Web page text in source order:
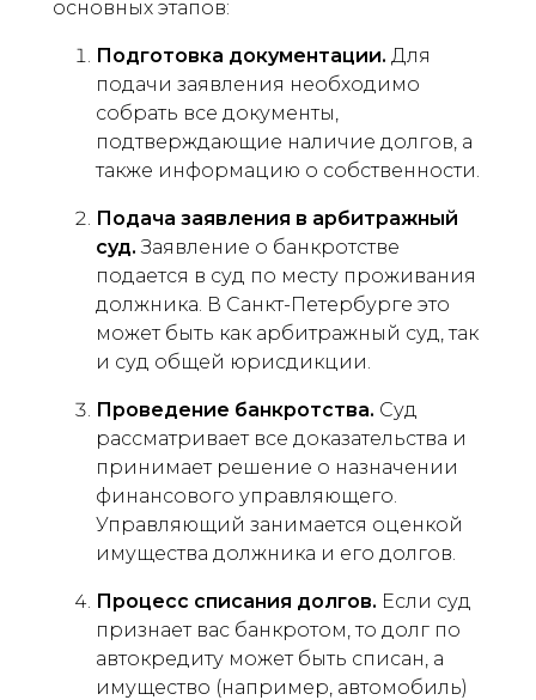
основных этапов:
Подготовка документации. Для
подачи заявления необходимо
собрать все документы,
подтверждающие наличие долгов, а
также информацию о собственности.
Подача заявления в арбитражный
суд. Заявление о банкротстве
подается в суд по месту проживания
должника. В Санкт-Петербурге это
может быть как арбитражный суд, так
и суд общей юрисдикции.
Проведение банкротства. Суд
рассматривает все доказательства и
принимает решение о назначении
финансового управляющего.
Управляющий занимается оценкой
имущества должника и его долгов.
Процесс списания долгов. Если суд
признает вас банкротом, то долг по
автокредиту может быть списан, а
имущество (например, автомобиль)